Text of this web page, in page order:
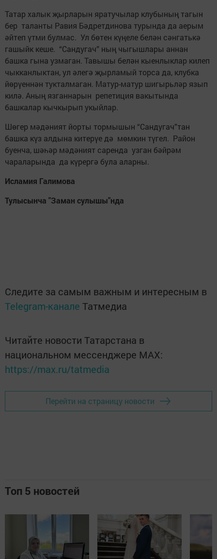
Татар халык җырларын яратучылар клубының тагын
бер таланты Равия Бәдретдинова турында да аерым
әйтеп үтми булмас. Ул бөтен күңеле белән сәнгатькә
гашыйк кеше. “Сандугач” ның чыгышлары аннан
башка гына узмаган. Тавышы белән кыенлыклар килеп
чыкканлыктан, ул әлегә җырламый торса да, клубка
йөрүеннән тукталмаган. Матур-матур шигырьләр язып
килә. Аның язганнарын репетиция вакытында
башкалар кычкырып укыйлар.
Шөгер мәдәният йорты тормышын “Сандугач”тан
башка күз алдына китерүе дә мөмкин түгел. Район
буенча, шәһәр мәдәният саренда узган бәйрәм
чараларында да күрергә була аларны.
Исламия Галимова
Тулысынча "Заман сулышы"нда
Следите за самым важным и интересным в
Telegram-канале Татмедиа
Читайте новости Татарстана в
национальном мессенджере MАХ:
https://max.ru/tatmedia
Перейти на страницу новости
Топ 5 новостей